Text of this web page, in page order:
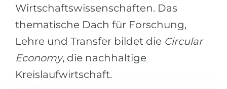
RIASEC-Test
Erfolgzu
100%
Ukraine
Kasachstan
Aserbaidschan
Armenien
Belarus
Wirtschaftswissenschaften. Das
thematische Dach für Forschung,
Lehre und Transfer bildet die Circular
Economy, die nachhaltige
Kreislaufwirtschaft.